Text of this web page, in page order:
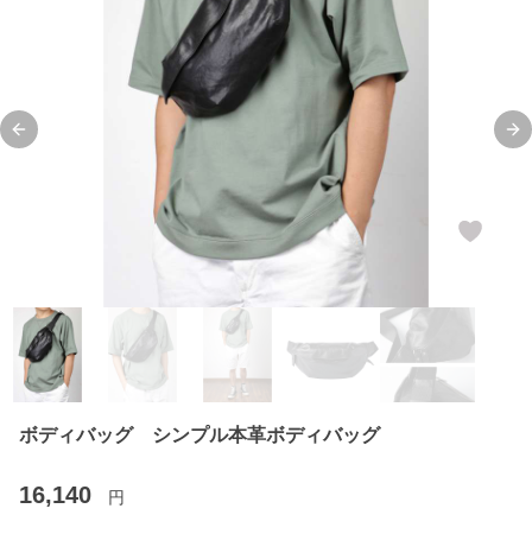
Previous slide
ボディバッグ シンプル本革ボディバッグ
16,140 円